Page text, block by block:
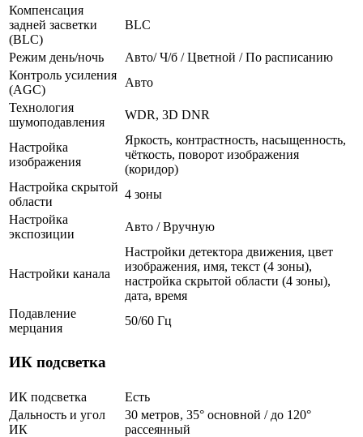
Компенсация
задней засветки
(BLC)
BLC
Режим день/ночь
Авто/ Ч/б / Цветной / По расписанию
Контроль усиления
(AGC)
Авто
Технология
шумоподавления
WDR, 3D DNR
Настройка
изображения
Яркость, контрастность, насыщенность,
чёткость, поворот изображения
(коридор)
Настройка скрытой
области
4 зоны
Настройка
экспозиции
Авто / Вручную
Настройки канала
Настройки детектора движения, цвет
изображения, имя, текст (4 зоны),
настройка скрытой области (4 зоны),
дата, время
Подавление
мерцания
50/60 Гц
ИК подсветка
ИК подсветка
Есть
Дальность и угол
ИК
30 метров, 35° основной / до 120°
рассеянный